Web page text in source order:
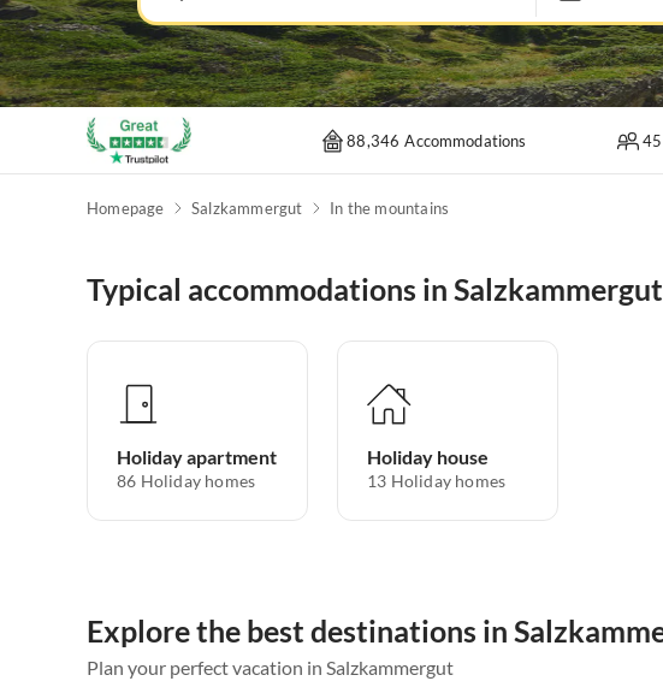
88,346 Accommodations
Homepage Salzkammergut In the mountains
Typical accommodations in Salzkammergut
Holiday apartment
86 Holiday homes
Holiday house
13 Holiday homes
Explore the best destinations in
Plan your perfect vacation in Salzkammergut